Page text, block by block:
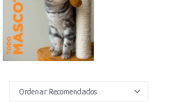
Recomendados